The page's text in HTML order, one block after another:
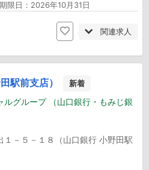
日：2026年10月31日
関連求人
駅前支店） 新着
ルグループ （山口銀行・もみじ銀
１－５－１８（山口銀行 小野田駅